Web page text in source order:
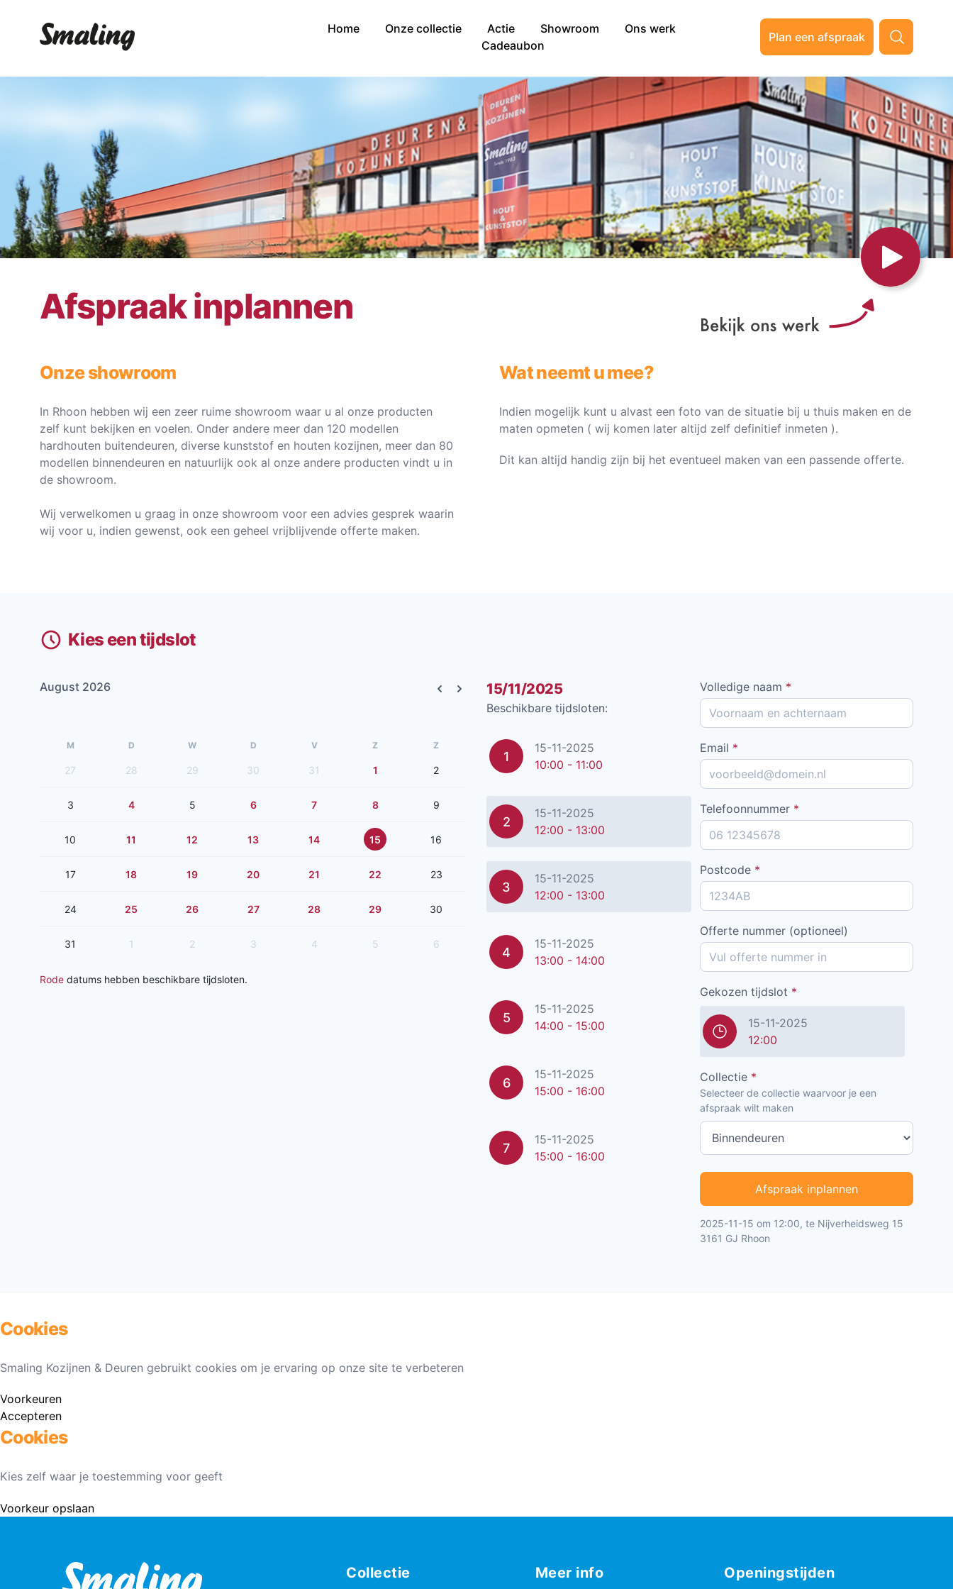
Home Onze collectie Actie Showroom
Ons werk
Cadeaubon
Plan een afspraak
Afspraak inplannen
Onze showroom
In Rhoon hebben wij een zeer ruime showroom waar u al onze producten
zelf kunt bekijken en voelen. Onder andere meer dan 120 modellen
hardhouten buitendeuren, diverse kunststof en houten kozijnen, meer dan 80
modellen binnendeuren en natuurlijk ook al onze andere producten vindt u in
de showroom.
Wij verwelkomen u graag in onze showroom voor een advies gesprek waarin
wij voor u, indien gewenst, ook een geheel vrijblijvende offerte maken.
Wat neemt u mee?
Indien mogelijk kunt u alvast een foto van de situatie bij u thuis maken en de
maten opmeten ( wij komen later altijd zelf definitief inmeten ).
Dit kan altijd handig zijn bij het eventueel maken van een passende offerte.
Kies een tijdslot
August 2026
Previous month
Next month
M D W D V Z Z
27 28 29 30 31 1 2
3 4 5 6 7 8 9
10 11 12 13 14 15 16
17 18 19 20 21 22 23
24 25 26 27 28 29 30
31 1 2 3 4 5 6
Rode datums hebben beschikbare tijdsloten.
15/11/2025
Beschikbare tijdsloten:
1
15-11-2025
10:00 - 11:00
2
15-11-2025
12:00 - 13:00
3
15-11-2025
12:00 - 13:00
4
15-11-2025
13:00 - 14:00
5
15-11-2025
14:00 - 15:00
6
15-11-2025
15:00 - 16:00
7
15-11-2025
15:00 - 16:00
Volledige naam *
Email *
Telefoonnummer *
Postcode *
Offerte nummer (optioneel)
Gekozen tijdslot *
15-11-2025
12:00
Collectie *
Selecteer de collectie waarvoor je een
afspraak wilt maken
Afspraak inplannen
2025-11-15 om 12:00, te Nijverheidsweg 15
3161 GJ Rhoon
Cookies
Smaling Kozijnen & Deuren gebruikt cookies om je ervaring op onze site te verbeteren
Voorkeuren
Accepteren
Cookies
Kies zelf waar je toestemming voor geeft
Voorkeur opslaan
Collectie Meer info Openingstijden